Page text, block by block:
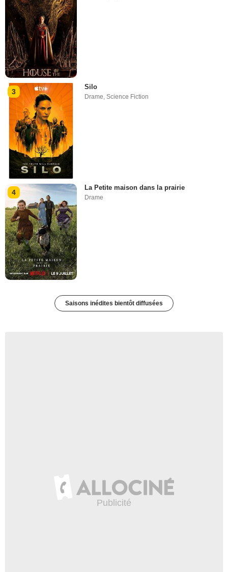
3
Silo
Drame,Science Fiction
4
La Petite maison dans la prairie
Drame
Saisons inédites bientôt diffusées